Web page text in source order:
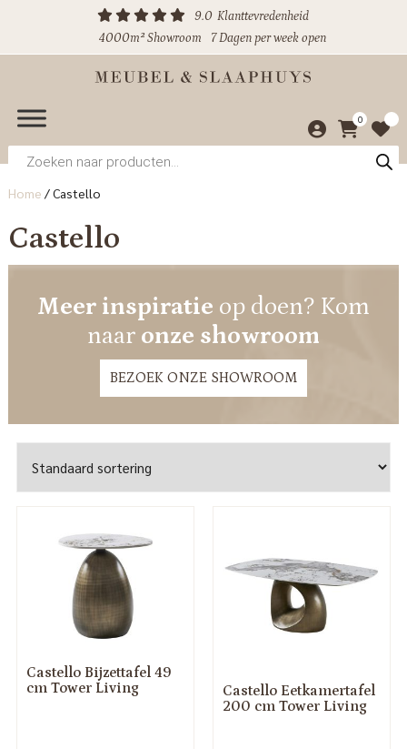
9.0 Klanttevredenheid
4000m² Showroom
7 Dagen per week open
0
Producten
zoeken
Home /Castello
Castello
Meer inspiratie op doen? Kom
naar onze showroom
BEZOEK ONZE SHOWROOM
Castello Bijzettafel 49
cm Tower Living
Castello Eetkamertafel
200 cm Tower Living